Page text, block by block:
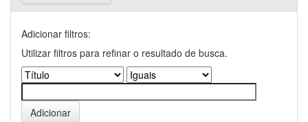
Adicionar filtros:
Utilizar filtros para refinar o resultado de busca.